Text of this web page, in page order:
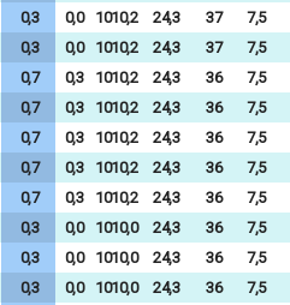
0,3 0,0 1010,2 24,3 37
7,5
0,3 0,0 1010,2 24,3 37
7,5
0,7 0,3 1010,2 24,3 36
7,5
0,7 0,3 1010,2 24,3 36
7,5
0,7 0,3 1010,2 24,3 36
7,5
0,7 0,3 1010,2 24,3 36
7,5
0,7 0,3 1010,2 24,3 36
7,5
0,3 0,0 1010,0 24,3 36
7,5
0,3 0,0 1010,0 24,3 36
7,5
0,3 0,0 1010,0 24,3 36
7,5